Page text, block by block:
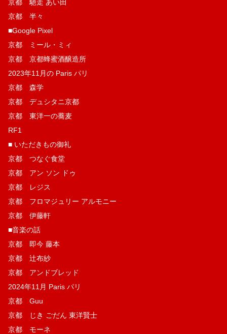
京都 馳走 あい田
京都 半々
■Google Pixel
京都 ミール・ミィ
京都 京都蜂蜜酒醸造所
2023年11月の Paris パリ
京都 森学
京都 デュシタニ京都
京都 東洋一の蕎麦
RF1
■ いただきもの御礼
京都 つなぐ食堂
京都 アン ソン ドゥ
京都 レジス
京都 フロマジュリー アルモニー
京都 伊藤軒
■音楽の話
京都 即今 藤本
京都 辻布紗
京都 アンドブレッド
2024年11月 Paris パリ
京都 Guu
京都 じき ごだん 東洋賢士
京都 モーネ